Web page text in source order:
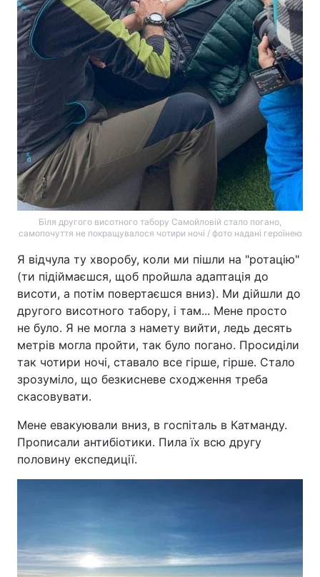
Біля другого висотного табору Самойловій стало погано,
самопочуття не покращувалося чотири ночі / фото надані героїнею
Я відчула ту хворобу, коли ми пішли на "ротацію"
(ти підіймаєшся, щоб пройшла адаптація до
висоти, а потім повертаєшся вниз). Ми дійшли до
другого висотного табору, і там... Мене просто
не було. Я не могла з намету вийти, ледь десять
метрів могла пройти, так було погано. Просиділи
так чотири ночі, ставало все гірше, гірше. Стало
зрозуміло, що безкисневе сходження треба
скасовувати.
Мене евакуювали вниз, в госпіталь в Катманду.
Прописали антибіотики. Пила їх всю другу
половину експедиції.